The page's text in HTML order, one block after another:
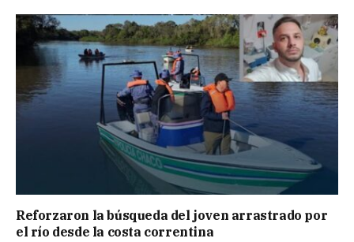
Reforzaron la búsqueda del joven arrastrado por
el río desde la costa correntina